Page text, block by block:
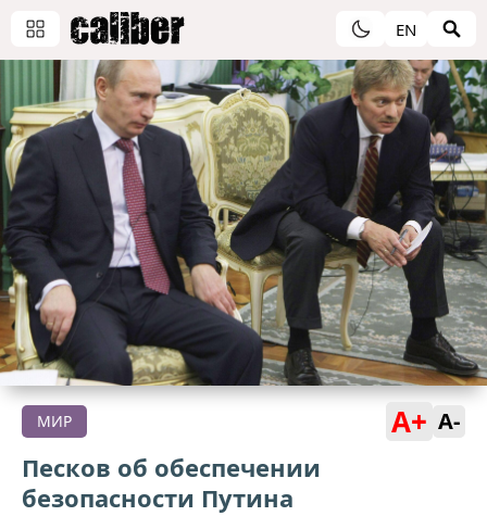
EN
МИР A+ A-
Песков об обеспечении
безопасности Путина